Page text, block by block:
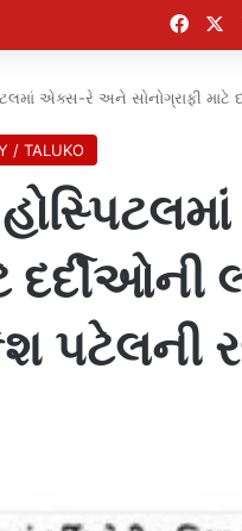
એક્સ-રે અને સોનોગ્રાફી
/ TALUKO
દર્દીઓની